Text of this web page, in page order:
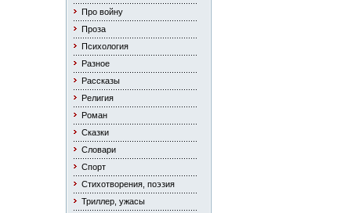
Про войну
Проза
Психология
Разное
Рассказы
Религия
Роман
Сказки
Словари
Спорт
Стихотворения, поэзия
Триллер, ужасы